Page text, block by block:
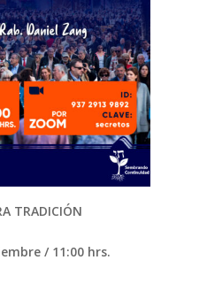
TRADICIÓN
/ 11:00 hrs.